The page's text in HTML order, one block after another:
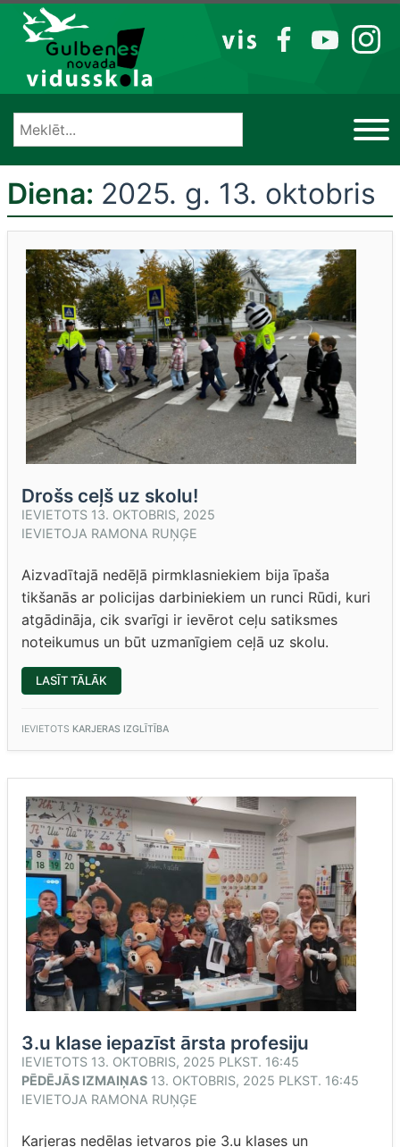
Izlaist
VIS
FB YT IG
Diena: 2025. g. 13. oktobris
Drošs ceļš uz skolu!
IEVIETOTS 13. OKTOBRIS, 2025
IEVIETOJA RAMONA RUŅĢE
Aizvadītajā nedēļā pirmklasniekiem bija īpaša
tikšanās ar policijas darbiniekiem un runci Rūdi, kuri
atgādināja, cik svarīgi ir ievērot ceļu satiksmes
noteikumus un būt uzmanīgiem ceļā uz skolu.
LASĪT TĀLĀK
CEĻŠ
IEVIETOTS KARJERAS IZGLĪTĪBA
3.u klase iepazīst ārsta profesiju
IEVIETOTS 13. OKTOBRIS, 2025 PLKST. 16:45
PĒDĒJĀS IZMAIŅAS 13. OKTOBRIS, 2025 PLKST. 16:45
IEVIETOJA RAMONA RUŅĢE
Karjeras nedēļas ietvaros pie 3.u klases un